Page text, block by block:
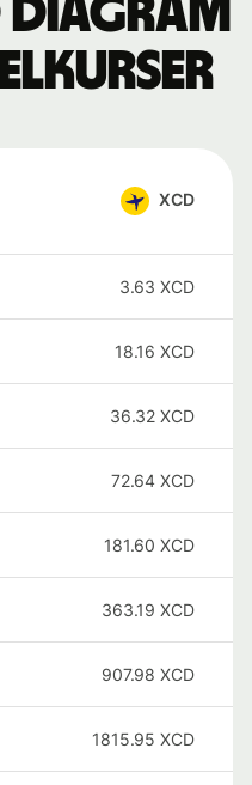
Diagram
XCD
3.63 XCD
18.16 XCD
36.32 XCD
72.64 XCD
181.60 XCD
363.19 XCD
907.98 XCD
1815.95 XCD